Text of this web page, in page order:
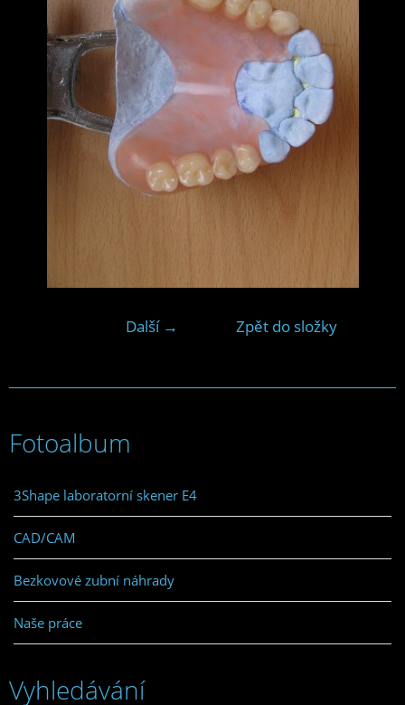
Další → Zpět do složky
Fotoalbum
3Shape laboratorní skener E4
CAD/CAM
Bezkovové zubní náhrady
Naše práce
Vyhledávání